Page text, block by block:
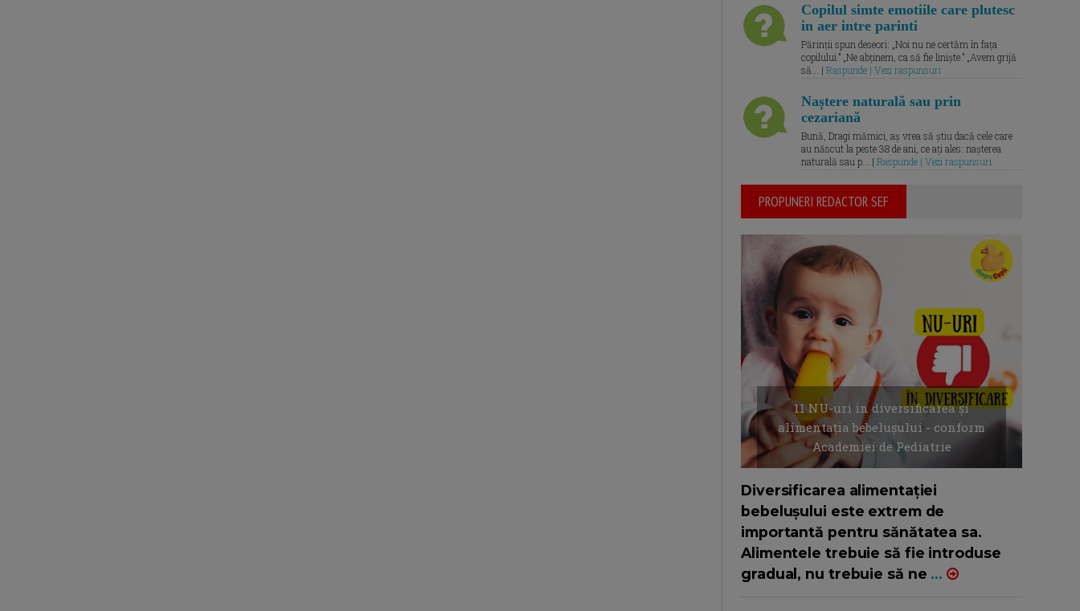
Copilul simte emotiile care plutesc
in aer intre parinti
Părinții spun deseori: „Noi nu ne certăm în fața
copilului.” „Ne abținem, ca să fie liniște.” „Avem grijă
să... | Raspunde | Vezi raspunsuri
Naștere naturală sau prin
cezariană
Bună, Dragi mămici, aș vrea să știu dacă cele care
au născut la peste 38 de ani, ce ați ales: nașterea
naturală sau p... | Raspunde | Vezi raspunsuri
PROPUNERI REDACTOR SEF
11 NU-uri in diversificarea și
alimentația bebelușului - conform
Academiei de Pediatrie
Diversificarea alimentației
bebelușului este extrem de
importantă pentru sănătatea sa.
Alimentele trebuie să fie introduse
gradual, nu trebuie să ne ...